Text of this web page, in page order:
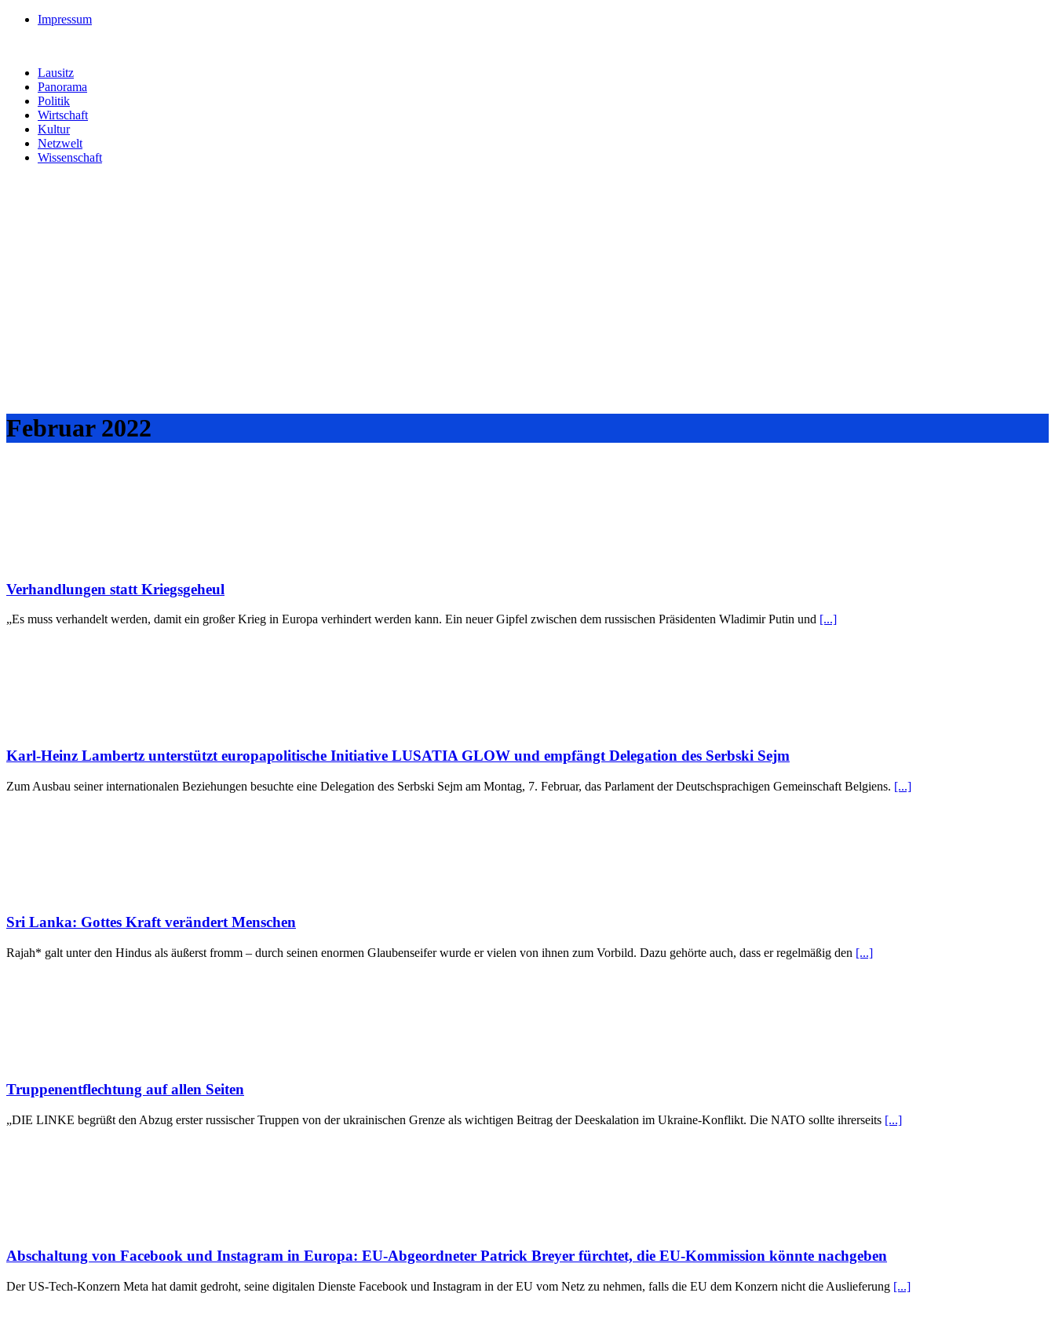
Impressum
Lausitz
Panorama
Politik
Wirtschaft
Kultur
Netzwelt
Wissenschaft
Februar 2022
Verhandlungen statt Kriegsgeheul
„Es muss verhandelt werden, damit ein großer Krieg in Europa verhindert werden kann. Ein neuer Gipfel zwischen dem russischen Präsidenten Wladimir Putin und [...]
Karl-Heinz Lambertz unterstützt europapolitische Initiative LUSATIA GLOW und empfängt Delegation des Serbski Sejm
Zum Ausbau seiner internationalen Beziehungen besuchte eine Delegation des Serbski Sejm am Montag, 7. Februar, das Parlament der Deutschsprachigen Gemeinschaft Belgiens. [...]
Sri Lanka: Gottes Kraft verändert Menschen
Rajah* galt unter den Hindus als äußerst fromm – durch seinen enormen Glaubenseifer wurde er vielen von ihnen zum Vorbild. Dazu gehörte auch, dass er regelmäßig den [...]
Truppenentflechtung auf allen Seiten
„DIE LINKE begrüßt den Abzug erster russischer Truppen von der ukrainischen Grenze als wichtigen Beitrag der Deeskalation im Ukraine-Konflikt. Die NATO sollte ihrerseits [...]
Abschaltung von Facebook und Instagram in Europa: EU-Abgeordneter Patrick Breyer fürchtet, die EU-Kommission könnte nachgeben
Der US-Tech-Konzern Meta hat damit gedroht, seine digitalen Dienste Facebook und Instagram in der EU vom Netz zu nehmen, falls die EU dem Konzern nicht die Auslieferung [...]